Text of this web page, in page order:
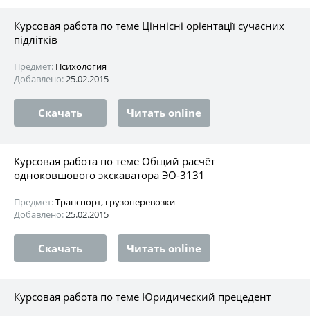
Курсовая работа по теме Ціннісні орієнтації сучасних
підлітків
Предмет: Психология
Добавлено:25.02.2015
Скачать Читать online
Курсовая работа по теме Общий расчёт
одноковшового экскаватора ЭО-3131
Предмет:Транспорт, грузоперевозки
Добавлено:25.02.2015
Скачать Читать online
Курсовая работа по теме Юридический прецедент